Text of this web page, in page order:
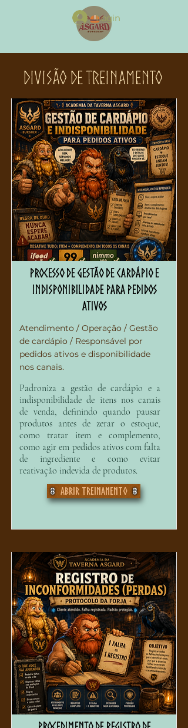
Login
DIVISÃO DE TREINAMENTO
Processo de Gestão de Cardápio e
Indisponibilidade para Pedidos
Ativos
Atendimento / Operação / Gestão
de cardápio / Responsável por
pedidos ativos e disponibilidade
nos canais.
Padroniza a gestão de cardápio e a
indisponibilidade de itens nos canais
de venda, definindo quando pausar
produtos antes de zerar o estoque,
como tratar item e complemento,
como agir em pedidos ativos com falta
de ingrediente e como evitar
reativação indevida de produtos.
Abrir treinamento